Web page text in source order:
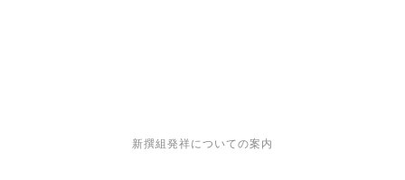
新撰組発祥についての案内